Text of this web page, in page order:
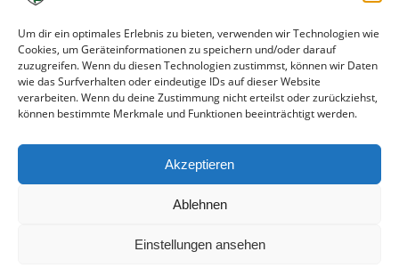
Um dir ein optimales Erlebnis zu bieten, verwenden wir Technologien wie
Cookies, um Geräteinformationen zu speichern und/oder darauf
zuzugreifen. Wenn du diesen Technologien zustimmst, können wir Daten
wie das Surfverhalten oder eindeutige IDs auf dieser Website
verarbeiten. Wenn du deine Zustimmung nicht erteilst oder zurückziehst,
können bestimmte Merkmale und Funktionen beeinträchtigt werden.
Akzeptieren
Ablehnen
Einstellungen ansehen
30. Juli 2026
Deine Spielminute: 89+1
28. Juli 2026
Neuer Rückensponsor
Neue Podcast-Folge: So tickt Björn!
27. Juli 2026